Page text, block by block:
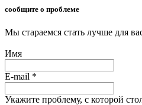
сообщите о проблеме
Мы стараемся стать лучше для
Имя
E-mail *
Укажите проблему, с которой